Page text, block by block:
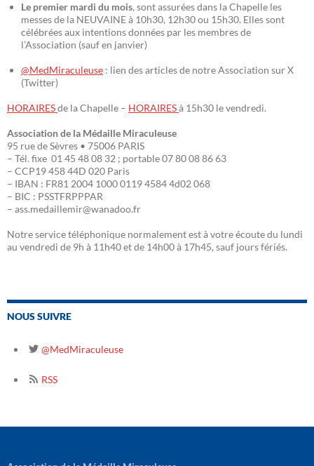
Le premier mardi du mois, sont assurées dans la Chapelle les
messes de la NEUVAINE à 10h30, 12h30 ou 15h30. Elles sont
célébrées aux intentions données par les membres de
l’Association (sauf en janvier)
@MedMiraculeuse : lien des articles de notre Association sur X
(Twitter)
HORAIRESde la Chapelle – HORAIRESà 15h30 le vendredi.
Association de la Médaille Miraculeuse
95 rue de Sèvres • 75006 PARIS
– Tél. fixe 01 45 48 08 32 ; portable 07 80 08 86 63
– CCP19 458 44D 020 Paris
– IBAN : FR81 2004 1000 0119 4584 4d02 068
– BIC : PSSTFRPPPAR
– ass.medaillemir@wanadoo.fr
Notre service téléphonique normalement est à votre écoute du lundi
au vendredi de 9h à 11h40 et de 14h00 à 17h45, sauf jours fériés.
NOUS SUIVRE
@MedMiraculeuse
RSS